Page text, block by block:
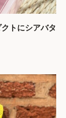
トにシアバタ